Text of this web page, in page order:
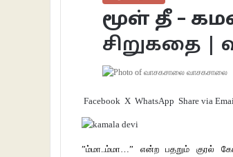
மூள் தீ –
சிறுகதை |
வாசகசாலை
Facebook X WhatsApp Share via
”ம்மா..ம்மா…” என்ற பதறும் குரல்